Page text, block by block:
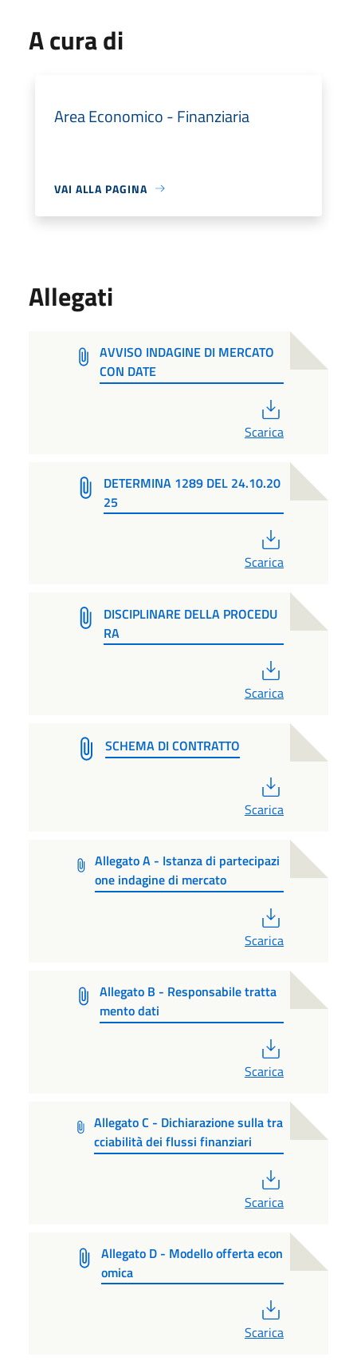
A cura di
Area Economico - Finanziaria
VAI ALLA PAGINA
Allegati
AVVISO INDAGINE DI MERCATO
CON DATE
Scarica
DETERMINA 1289 DEL 24.10.20
25
Scarica
DISCIPLINARE DELLA PROCEDU
RA
Scarica
SCHEMA DI CONTRATTO
Scarica
Allegato A - Istanza di partecipazi
one indagine di mercato
Scarica
Allegato B - Responsabile tratta
mento dati
Scarica
Allegato C - Dichiarazione sulla tra
cciabilità dei flussi finanziari
Scarica
Allegato D - Modello offerta econ
omica
Scarica